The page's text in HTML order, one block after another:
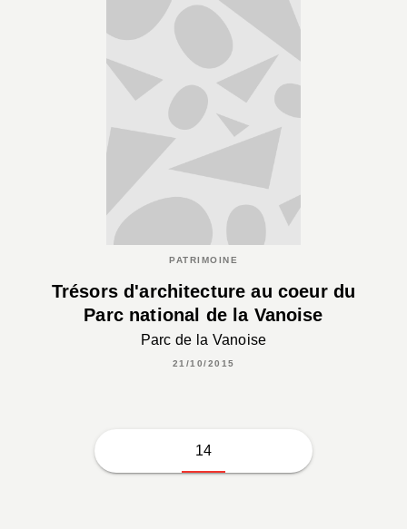
PATRIMOINE
Trésors d'architecture au coeur du
Parc national de la Vanoise
Parc de la Vanoise
21/10/2015
14